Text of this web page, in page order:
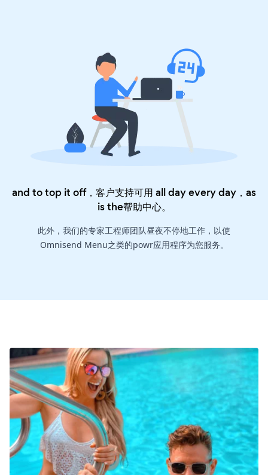
and to top it off，客户支持可用 all day every day，as
is the帮助中心。
此外，我们的专家工程师团队昼夜不停地工作，以使
Omnisend Menu之类的powr应用程序为您服务。